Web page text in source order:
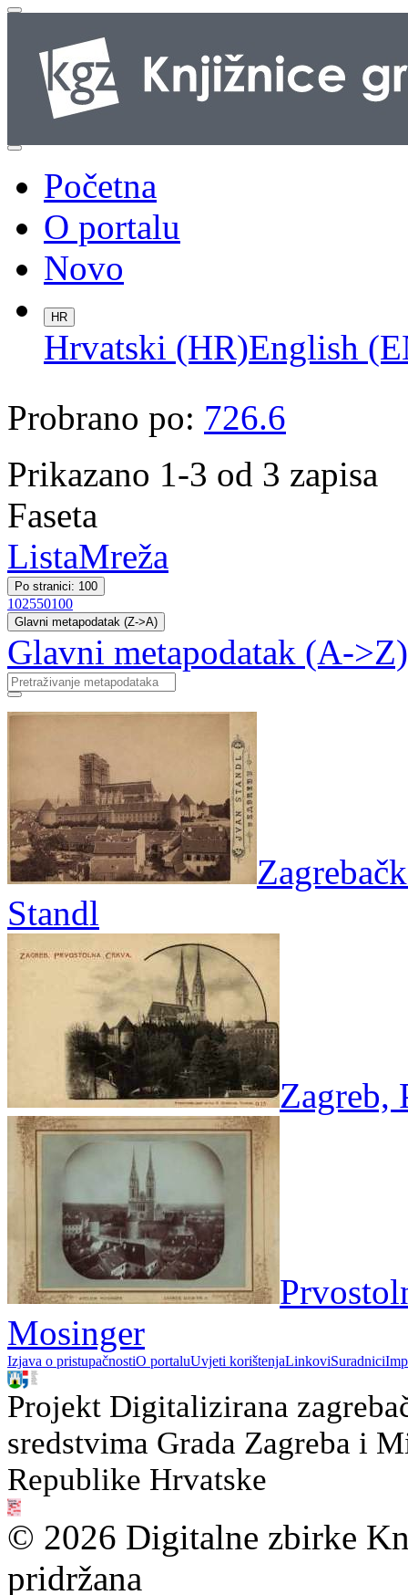
Početna
O portalu
Novo
HR
Hrvatski (HR)English
Probrano po: 726.6
Prikazano 1-3 od 3 zapisa
Faseta
ListaMreža
Po stranici: 100
102550100
Glavni metapodatak (Z->A)
Glavni metapodatak (A->Z)
Standl
Zagreb,
Mosinger
Izjava o pristupačnostiO portaluUvjeti korištenjaLinkoviSuradnici
Projekt Digitalizirana
sredstvima Grada Zagreba i
Republike Hrvatske
© 2026 Digitalne zbirke
pridržana